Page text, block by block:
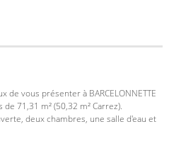
de vous présenter à BARCELONNETTE
71,31 m² (50,32 m² Carrez).
deux chambres, une salle d'eau et